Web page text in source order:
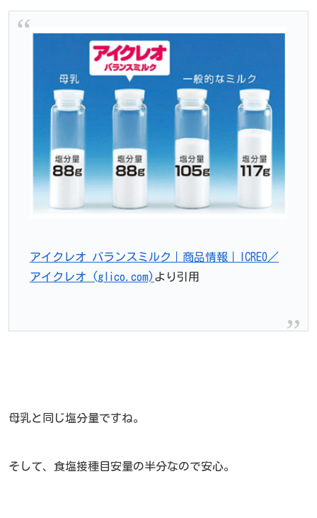
アイクレオ バランスミルク｜商品情報｜ICREO／
アイクレオ (glico.com)より引用
母乳と同じ塩分量ですね。
そして、食塩接種目安量の半分なので安心。